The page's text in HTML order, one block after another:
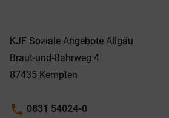
KJF Soziale Angebote Allgäu
Braut-und-Bahrweg 4
87435 Kempten
phone 0831 54024-0